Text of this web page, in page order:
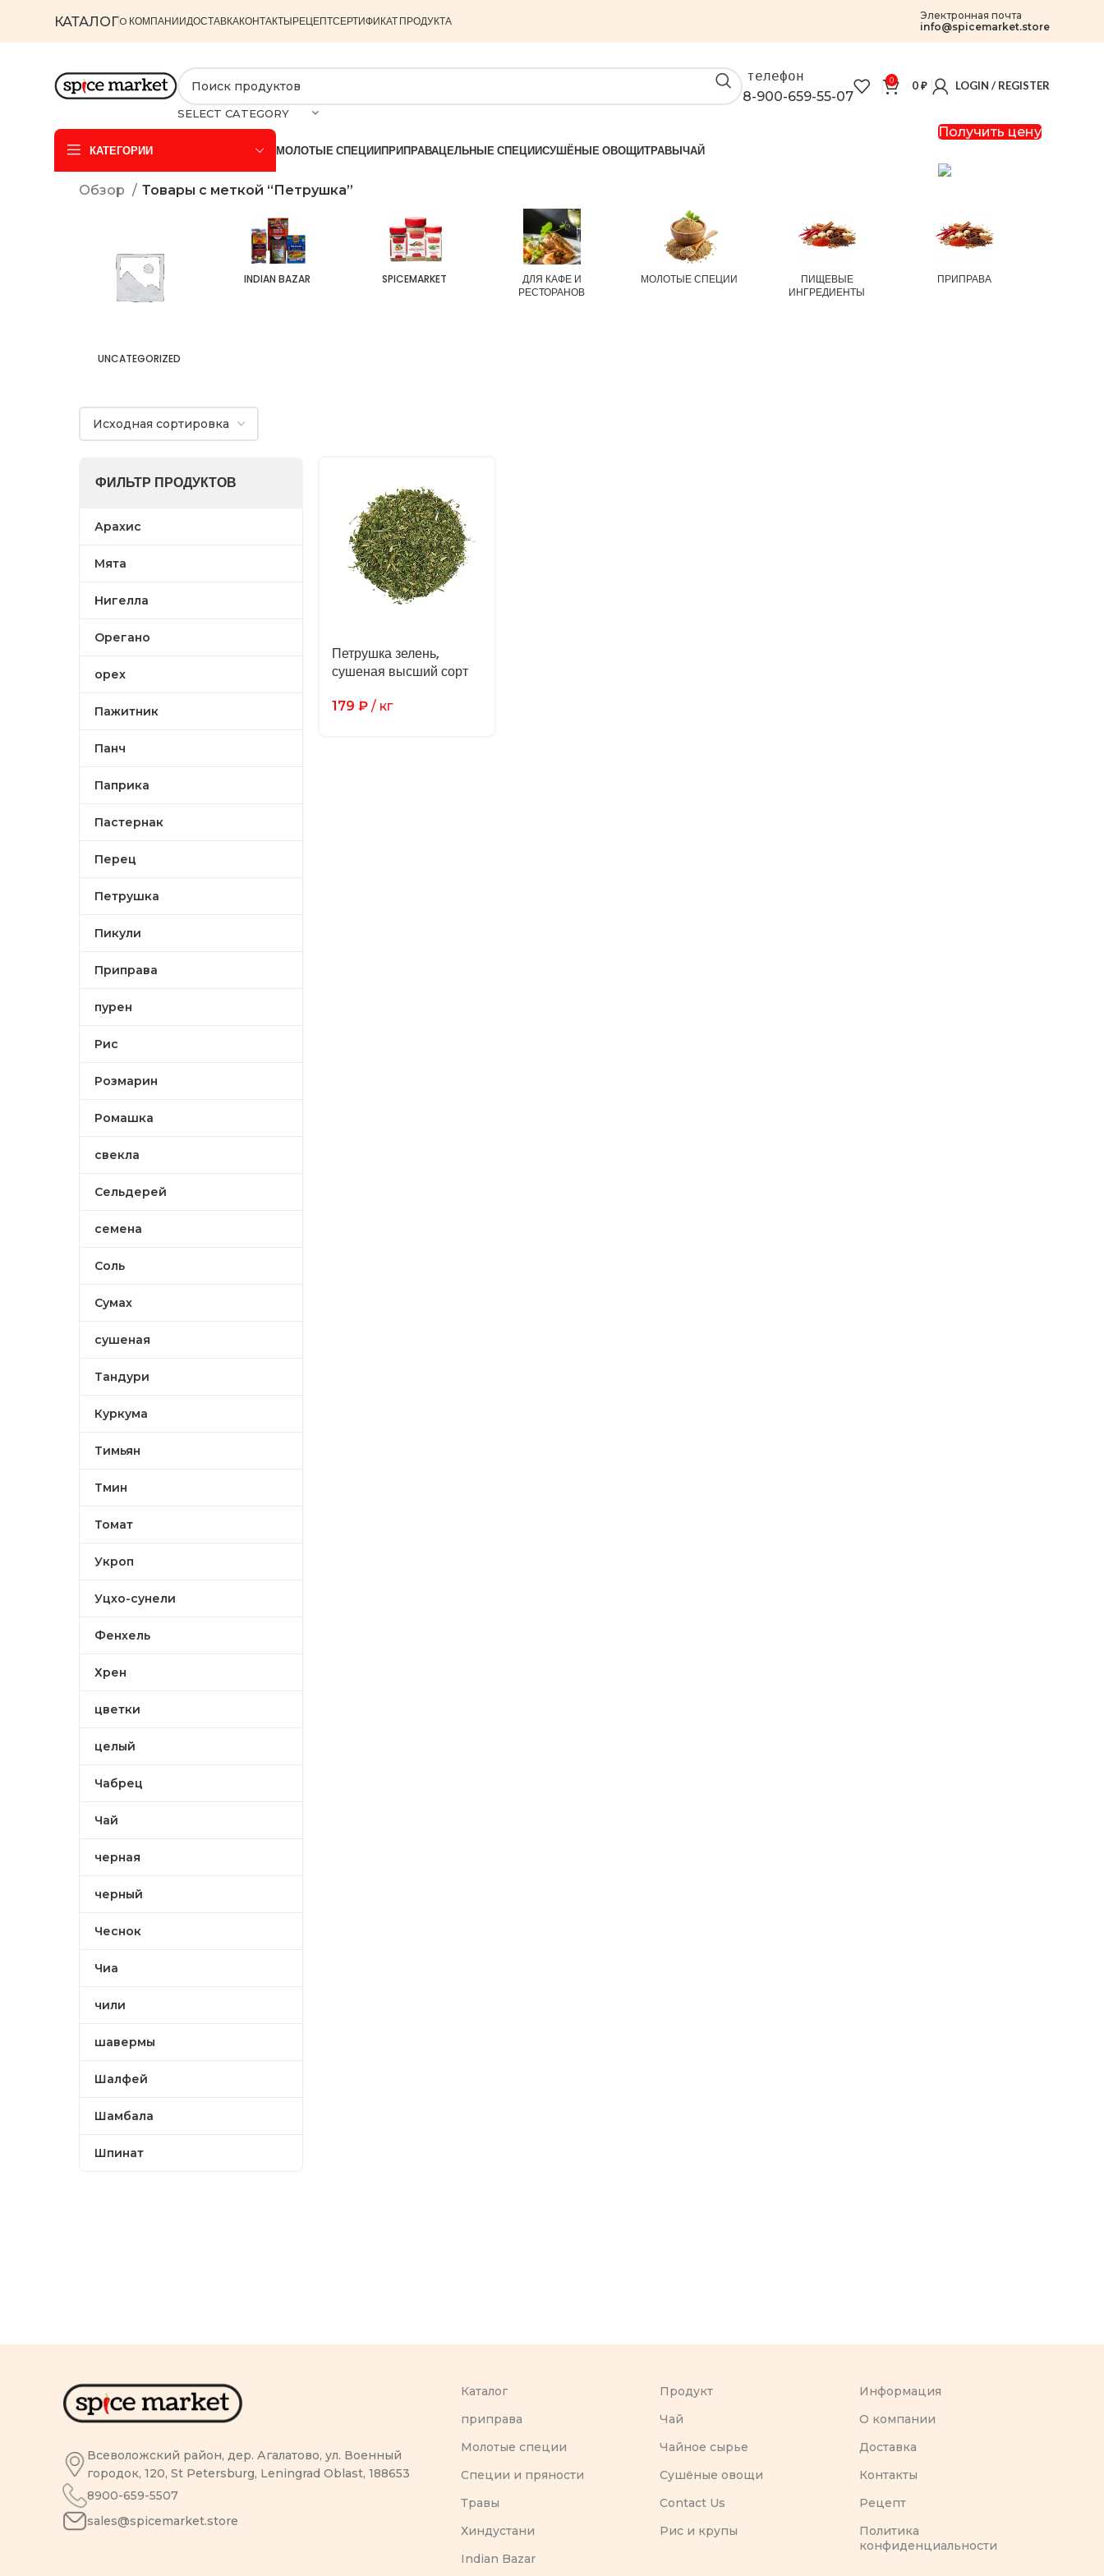
КАТАЛОГO КОМПАНИИДОСТАВКАКОНТАКТЫРЕЦЕПТСЕРТИФИКАТ ПРОДУКТА
Электронная почта
info@spicemarket.store
SELECT CATEGORY
телефон
8-900-659-55-07
0 0₽ LOGIN / REGISTER
КАТЕГОРИИ МОЛОТЫЕ СПЕЦИИПРИПРАВАЦЕЛЬНЫЕ СПЕЦИИСУШЁНЫЕ ОВОЩИТРАВЫЧАЙ
Получить цену
Обзор Товары с меткой “Петрушка”
UNCATEGORIZED
INDIAN BAZAR SPICEMARKET
ДЛЯ КАФЕ И
РЕСТОРАНОВ
МОЛОТЫЕ СПЕЦИИ
ПИЩЕВЫЕ
ИНГРЕДИЕНТЫ
ПРИПРАВА
ФИЛЬТР ПРОДУКТОВ
Арахис
Мята
Нигелла
Орегано
орех
Пажитник
Панч
Паприка
Пастернак
Перец
Петрушка
Пикули
Приправа
пурен
Рис
Розмарин
Ромашка
свекла
Сельдерей
семена
Соль
Сумах
сушеная
Тандури
Куркума
Тимьян
Тмин
Томат
Укроп
Уцхо-сунели
Фенхель
Хрен
цветки
целый
Чабрец
Чай
черная
черный
Чеснок
Чиа
чили
шавермы
Шалфей
Шамбала
Шпинат
Петрушка зелень,
сушеная высший сорт
179 ₽ / кг
Всеволожский район, дер. Агалатово, ул. Военный
городок, 120, St Petersburg, Leningrad Oblast, 188653
8900-659-5507
sales@spicemarket.store
Каталог
приправа
Молотые специи
Специи и пряности
Травы
Хиндустани
Indian Bazar
Продукт
Чай
Чайное сырье
Сушёные овощи
Contact Us
Рис и крупы
Информация
O компании
Доставка
Контакты
Рецепт
Политика
конфиденциальности